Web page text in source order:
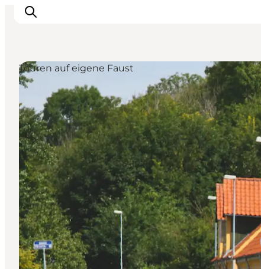
Erlebnisse
Natur
Städte und Orte
Das passiert
Reiseplanung
Praktische Informationen
Touren auf eigene Faust